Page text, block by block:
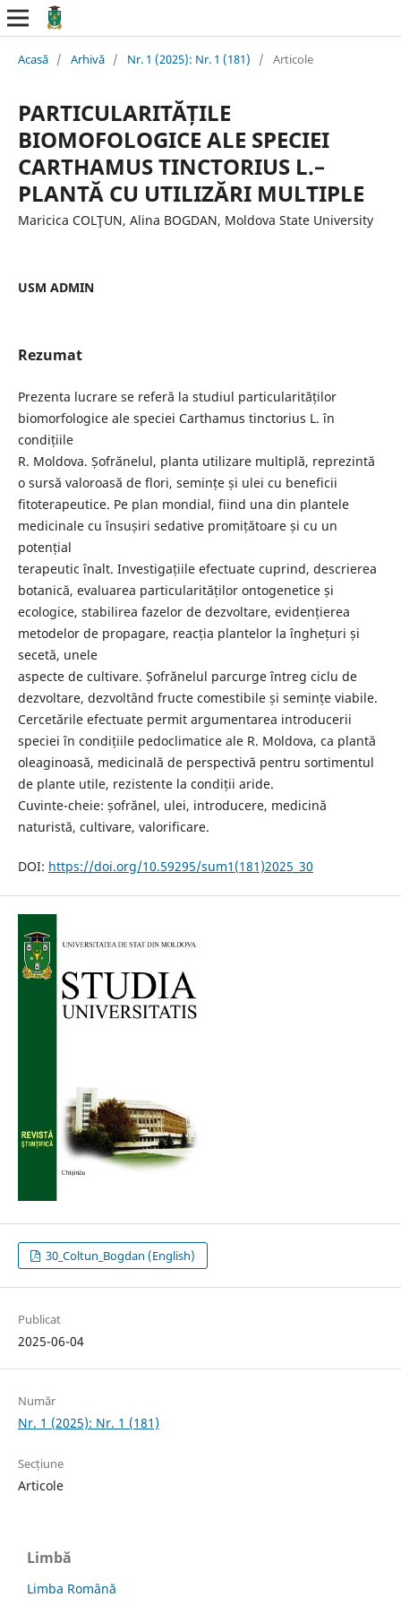
Acasă / Arhivă / Nr. 1 (2025): Nr. 1 (181) / Articole
PARTICULARITĂȚILE
BIOMOFOLOGICE ALE SPECIEI
CARTHAMUS TINCTORIUS L.–
PLANTĂ CU UTILIZĂRI MULTIPLE
Maricica COLŢUN, Alina BOGDAN, Moldova State University
USM ADMIN
Rezumat
Prezenta lucrare se referă la studiul particularităților
biomorfologice ale speciei Carthamus tinctorius L. în
condițiile
R. Moldova. Șofrănelul, planta utilizare multiplă, reprezintă
o sursă valoroasă de flori, semințe și ulei cu beneficii
fitoterapeutice. Pe plan mondial, fiind una din plantele
medicinale cu însușiri sedative promițătoare și cu un
potențial
terapeutic înalt. Investigațiile efectuate cuprind, descrierea
botanică, evaluarea particularităților ontogenetice și
ecologice, stabilirea fazelor de dezvoltare, evidențierea
metodelor de propagare, reacția plantelor la înghețuri și
secetă, unele
aspecte de cultivare. Șofrănelul parcurge întreg ciclu de
dezvoltare, dezvoltând fructe comestibile și semințe viabile.
Cercetările efectuate permit argumentarea introducerii
speciei în condițiile pedoclimatice ale R. Moldova, ca plantă
oleaginoasă, medicinală de perspectivă pentru sortimentul
de plante utile, rezistente la condiții aride.
Cuvinte-cheie: șofrănel, ulei, introducere, medicină
naturistă, cultivare, valorificare.
DOI: https://doi.org/10.59295/sum1(181)2025_30
30_Coltun_Bogdan (English)
Publicat
2025-06-04
Număr
Nr. 1 (2025): Nr. 1 (181)
Secțiune
Articole
Limbă
Limba Română